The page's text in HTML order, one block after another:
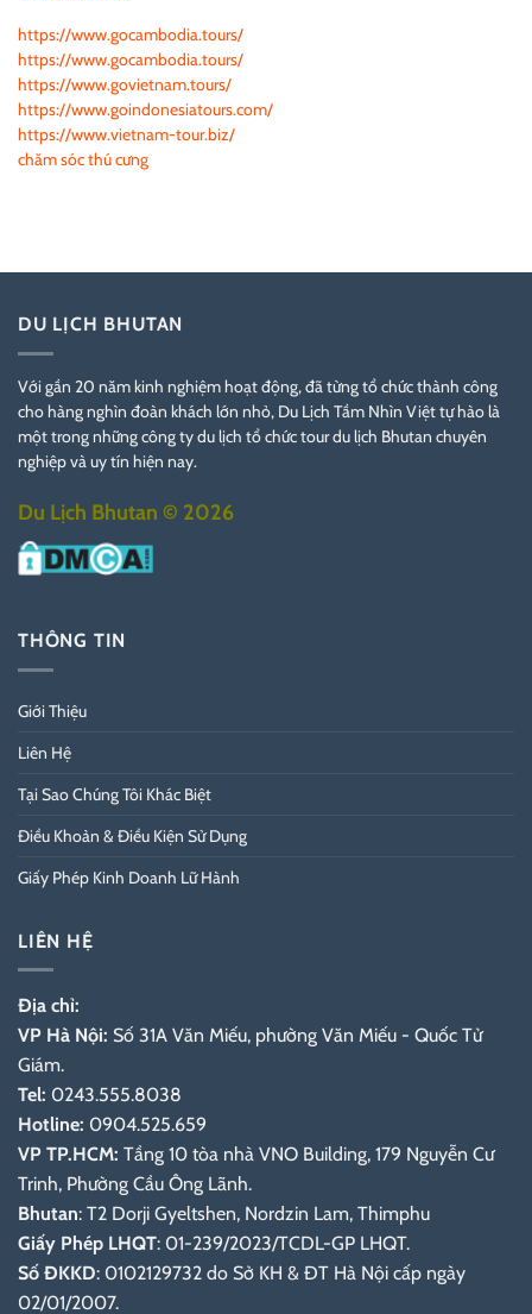
https://www.gocambodia.tours/
https://www.gocambodia.tours/
https://www.govietnam.tours/
https://www.goindonesiatours.com/
https://www.vietnam-tour.biz/
chăm sóc thú cưng
DU LỊCH BHUTAN
Với gần 20 năm kinh nghiệm hoạt động, đã từng tổ chức thành công
cho hàng nghìn đoàn khách lớn nhỏ, Du Lịch Tầm Nhìn Việt tự hào là
một trong những công ty du lịch tổ chức tour du lịch Bhutan chuyên
nghiệp và uy tín hiện nay.
Du Lịch Bhutan © 2026
THÔNG TIN
Giới Thiệu
Liên Hệ
Tại Sao Chúng Tôi Khác Biệt
Điều Khoản & Điều Kiện Sử Dụng
Giấy Phép Kinh Doanh Lữ Hành
LIÊN HỆ
Địa chỉ:
VP Hà Nội: Số 31A Văn Miếu, phường Văn Miếu - Quốc Tử
Giám.
Tel: 0243.555.8038
Hotline: 0904.525.659
VP TP.HCM: Tầng 10 tòa nhà VNO Building, 179 Nguyễn Cư
Trinh, Phường Cầu Ông Lãnh.
Bhutan: T2 Dorji Gyeltshen, Nordzin Lam, Thimphu
Giấy Phép LHQT: 01-239/2023/TCDL-GP LHQT.
Số ĐKKD: 0102129732 do Sở KH & ĐT Hà Nội cấp ngày
02/01/2007.